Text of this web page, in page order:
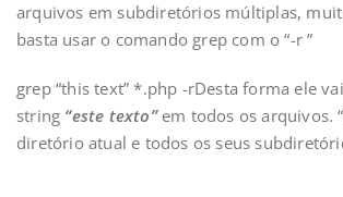
arquivos em subdiretórios múltiplas,
basta usar o comando grep com o “-r ”
grep “this text” *.php -rDesta forma ele
string “este texto”em todos os arquivos.
diretório atual e todos os seus